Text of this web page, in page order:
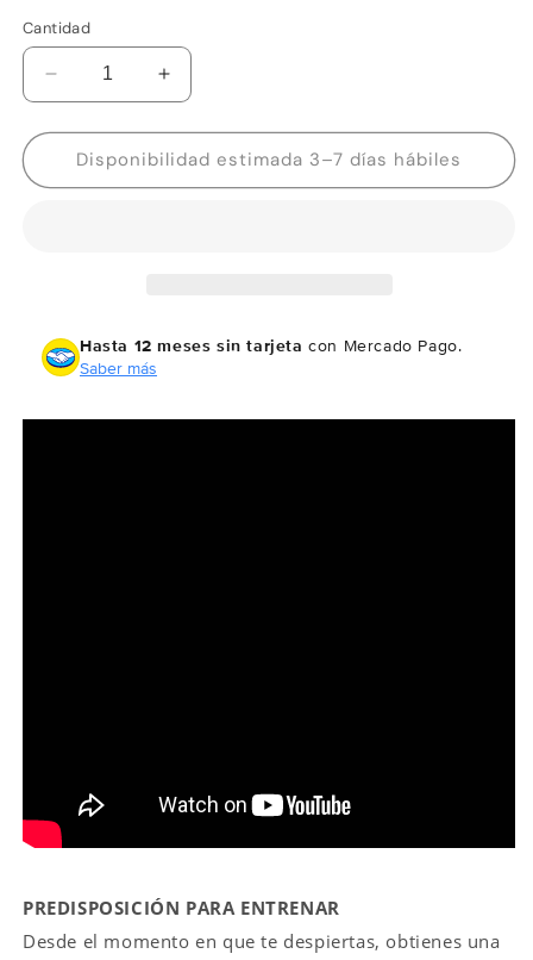
Cantidad
Reducir
cantidad
para
Garmin
Forerunner
Aumentar
cantidad
para
Garmin
Forerunner
Disponibilidad estimada 3–7 días hábiles
Hasta 12 meses sin tarjeta con Mercado Pago.
Saber más
PREDISPOSICIÓN PARA ENTRENAR
Desde el momento en que te despiertas, obtienes una